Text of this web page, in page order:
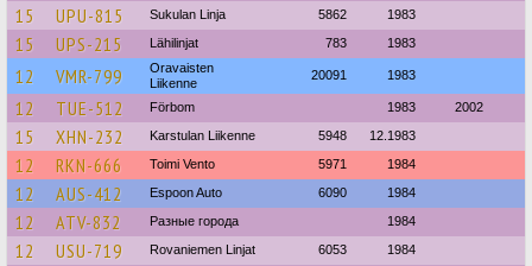
15 UPU-815 Sukulan Linja 5862 1983
15 UPS-215 Lähilinjat 783 1983
12 VMR-799
Oravaisten
Liikenne
20091 1983
12 TUE-512 Förbom 1983 2002
15 XHN-232 Karstulan Liikenne 5948 12.1983
12 RKN-666 Toimi Vento 5971 1984
12 AUS-412 Espoon Auto 6090 1984
12 ATV-832 Разные города 1984
12 USU-719 Rovaniemen Linjat 6053 1984